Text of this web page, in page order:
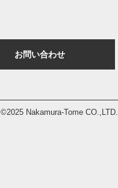
お問い合わせ
©2025 Nakamura-Tome CO.,LTD.